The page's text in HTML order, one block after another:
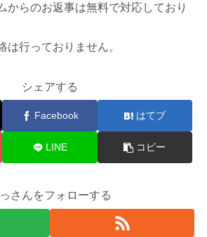
からのお返事は無料で対応しており
行っておりません。
シェアする
Facebook はてブ
LINE コピー
さんをフォローする